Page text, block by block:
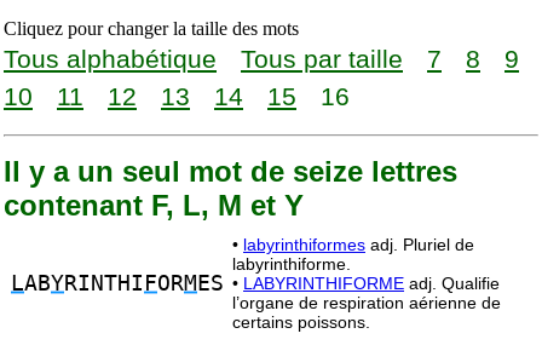
Cliquez pour changer la taille des mots
Tous alphabétique Tous par taille 7 8
9
10
11 12 13 14 15 16
Il y a un seul mot de seize lettres
contenant F, L, M et Y
LABYRINTHI FORM ES
• labyrinthiformes adj. Pluriel de
labyrinthiforme.
• LABYRINTHIFORME adj. Qualifie
l’organe de respiration aérienne de
certains poissons.